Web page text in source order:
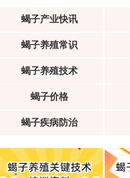
蝎子产业快讯
蝎子养殖常识
蝎子养殖技术
蝎子价格
蝎子疾病防治